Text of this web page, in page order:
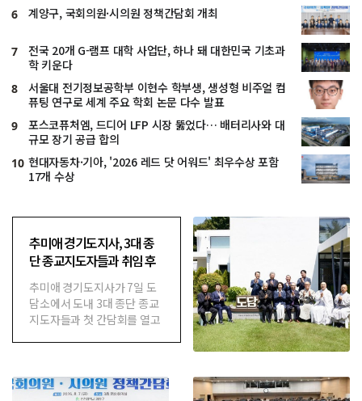
6 계양구, 국회의원·시의원 정책간담회 개최
7
전국 20개 G-램프 대학 사업단, 하나 돼 대한민국 기초과
학 키운다
8
서울대 전기정보공학부 이현수 학부생, 생성형 비주얼 컴
퓨팅 연구로 세계 주요 학회 논문 다수 발표
9
포스코퓨처엠, 드디어 LFP 시장 뚫었다… 배터리사와 대
규모 장기 공급 합의
10 현대자동차·기아, '2026 레드 닷 어워드' 최우수상 포함
17개 수상
추미애 경기도지사, 3대 종
단 종교지도자들과 취임 후
첫 간담회 가져
추미애 경기도지사가 7일 도
담소에서 도내 3대 종단 종교
지도자들과 첫 간담회를 열고